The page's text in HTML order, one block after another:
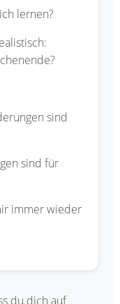
lernen?
sind
sind für
immer wieder
du dich auf